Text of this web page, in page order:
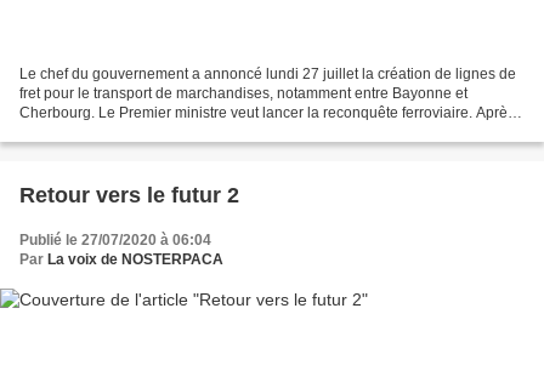
Le chef du gouvernement a annoncé lundi 27 juillet la création de lignes de
fret pour le transport de marchandises, notamment entre Bayonne et
Cherbourg. Le Premier ministre veut lancer la reconquête ferroviaire. Après
Retour vers le futur 2
Publié le 27/07/2020 à 06:04
Par La voix de NOSTERPACA